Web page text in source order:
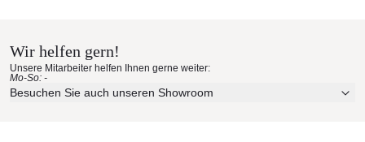
Erleben Sie unsere Stoffe und Materialien ganz in Ruhe in
Ihren eigenen vier Wänden.
Aktuelle Originalstoffe des Herstellers
Wir helfen gern!
Unsere Mitarbeiter helfen Ihnen gerne weiter:
Mo-So: -
Besuchen Sie auch unseren Showroom